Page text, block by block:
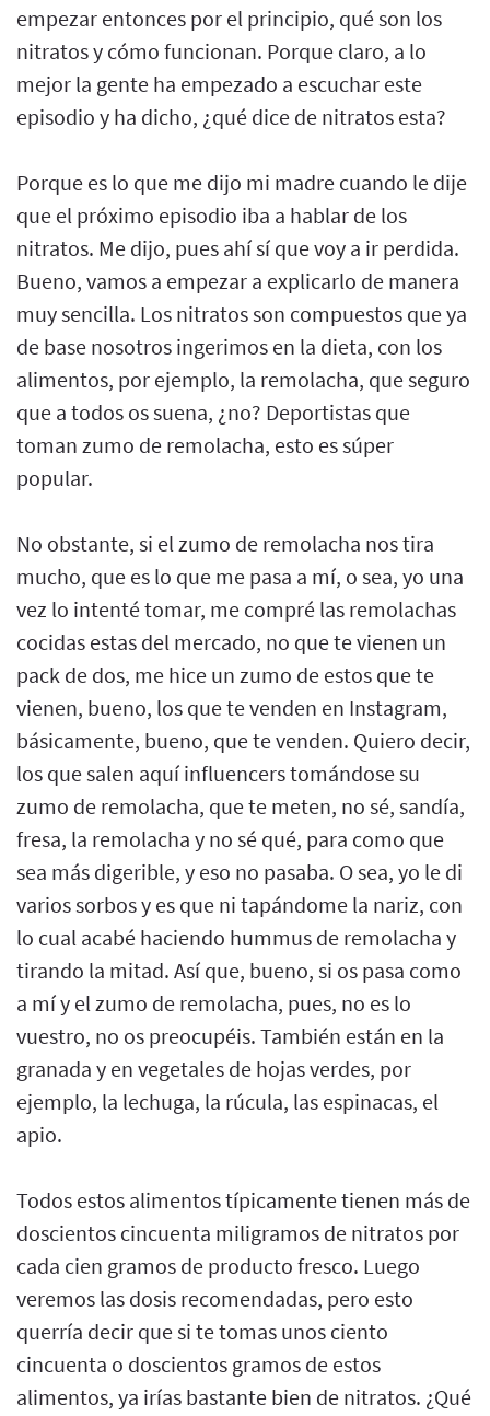
empezar entonces por el principio, qué son los
nitratos y cómo funcionan. Porque claro, a lo
mejor la gente ha empezado a escuchar este
episodio y ha dicho, ¿qué dice de nitratos esta?
Porque es lo que me dijo mi madre cuando le dije
que el próximo episodio iba a hablar de los
nitratos. Me dijo, pues ahí sí que voy a ir perdida.
Bueno, vamos a empezar a explicarlo de manera
muy sencilla. Los nitratos son compuestos que ya
de base nosotros ingerimos en la dieta, con los
alimentos, por ejemplo, la remolacha, que seguro
que a todos os suena, ¿no? Deportistas que
toman zumo de remolacha, esto es súper
popular.
No obstante, si el zumo de remolacha nos tira
mucho, que es lo que me pasa a mí, o sea, yo una
vez lo intenté tomar, me compré las remolachas
cocidas estas del mercado, no que te vienen un
pack de dos, me hice un zumo de estos que te
vienen, bueno, los que te venden en Instagram,
básicamente, bueno, que te venden. Quiero decir,
los que salen aquí influencers tomándose su
zumo de remolacha, que te meten, no sé, sandía,
fresa, la remolacha y no sé qué, para como que
sea más digerible, y eso no pasaba. O sea, yo le di
varios sorbos y es que ni tapándome la nariz, con
lo cual acabé haciendo hummus de remolacha y
tirando la mitad. Así que, bueno, si os pasa como
a mí y el zumo de remolacha, pues, no es lo
vuestro, no os preocupéis. También están en la
granada y en vegetales de hojas verdes, por
ejemplo, la lechuga, la rúcula, las espinacas, el
apio.
Todos estos alimentos típicamente tienen más de
doscientos cincuenta miligramos de nitratos por
cada cien gramos de producto fresco. Luego
veremos las dosis recomendadas, pero esto
querría decir que si te tomas unos ciento
cincuenta o doscientos gramos de estos
alimentos, ya irías bastante bien de nitratos. ¿Qué